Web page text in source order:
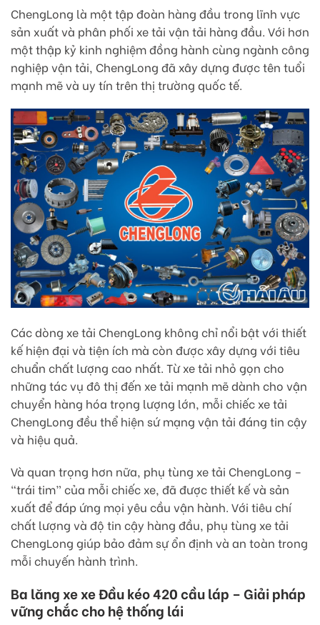
ChengLong là một tập đoàn hàng đầu trong lĩnh vực
sản xuất và phân phối xe tải vận tải hàng đầu. Với hơn
một thập kỷ kinh nghiệm đồng hành cùng ngành công
nghiệp vận tải, ChengLong đã xây dựng được tên tuổi
mạnh mẽ và uy tín trên thị trường quốc tế.
Các dòng xe tải ChengLong không chỉ nổi bật với thiết
kế hiện đại và tiện ích mà còn được xây dựng với tiêu
chuẩn chất lượng cao nhất. Từ xe tải nhỏ gọn cho
những tác vụ đô thị đến xe tải mạnh mẽ dành cho vận
chuyển hàng hóa trọng lượng lớn, mỗi chiếc xe tải
ChengLong đều thể hiện sứ mạng vận tải đáng tin cậy
và hiệu quả.
Và quan trọng hơn nữa, phụ tùng xe tải ChengLong –
“trái tim” của mỗi chiếc xe, đã được thiết kế và sản
xuất để đáp ứng mọi yêu cầu vận hành. Với tiêu chí
chất lượng và độ tin cậy hàng đầu, phụ tùng xe tải
ChengLong giúp bảo đảm sự ổn định và an toàn trong
mỗi chuyến hành trình.
Ba lăng xe xe Đầu kéo 420 cầu láp – Giải pháp
vững chắc cho hệ thống lái